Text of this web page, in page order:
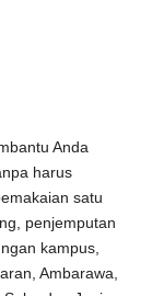
Anda
harus
satu
penjemputan
kampus,
Ambarawa,